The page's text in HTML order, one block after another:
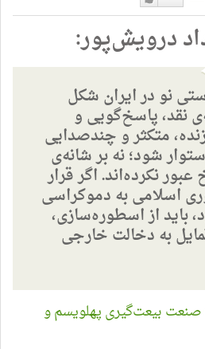
دوست
دارم
درویش‌پور:
نو در ایران شکل
نقد، پاسخ‌گویی و
متکثر و چندصدایی
شود؛ نه بر شانه‌ی
نکرده‌اند. اگر قرار
اسلامی به دموکراسی
باید از اسطوره‌سازی،
به دخالت خارجی
صنعت بیعت‌گیری پهلویسم و